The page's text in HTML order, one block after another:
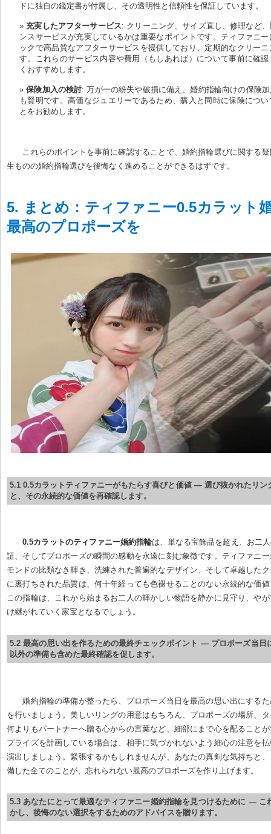
ドに独自の鑑定書が付属し、その透明性と信頼性を保証しています。
充実したアフターサービス: クリーニング、サイズ直し、修理など
ンスサービスが充実しているかは重要なポイントです。ティファニ
ックで高品質なアフターサービスを提供しており、定期的なクリー
す。これらのサービス内容や費用（もしあれば）について事前に確
くおすすめします。
保険加入の検討: 万が一の紛失や破損に備え、婚約指輪向けの保険
も賢明です。高価なジュエリーであるため、購入と同時に保険につ
とをお勧めします。
これらのポイントを事前に確認することで、婚約指輪選びに関する
生ものの婚約指輪選びを後悔なく進めることができるはずです。
5. まとめ：ティファニー0.5カラット
最高のプロポーズを
5.1 0.5カラットティファニーがもたらす喜びと価値 — 選び抜かれたリン
と、その永続的な価値を再確認します。
0.5カラットのティファニー婚約指輪は、単なる宝飾品を超え、お二
証、そしてプロポーズの瞬間の感動を永遠に刻む象徴です。ティファニ
モンドの比類なき輝き、洗練された普遍的なデザイン、そして卓越した
に裏打ちされた品質は、何十年経っても色褪せることのない永続的な価
この指輪は、これから始まるお二人の輝かしい物語を静かに見守り、や
け継がれていく家宝となるでしょう。
5.2 最高の思い出を作るための最終チェックポイント — プロポーズ当日
以外の準備も含めた最終確認を促します。
婚約指輪の準備が整ったら、プロポーズ当日を最高の思い出にする
を行いましょう。美しいリングの用意はもちろん、プロポーズの場所、
何よりもパートナーへ贈る心からの言葉など、細部にまで心を配ること
プライズを計画している場合は、相手に気づかれないよう細心の注意を
演出しましょう。緊張するかもしれませんが、あなたの真剣な気持ちと
備した全てのことが、忘れられない最高のプロポーズを作り上げます。
5.3 あなたにとって最適なティファニー婚約指輪を見つけるために — こ
かし、後悔のない選択をするためのアドバイスを贈ります。